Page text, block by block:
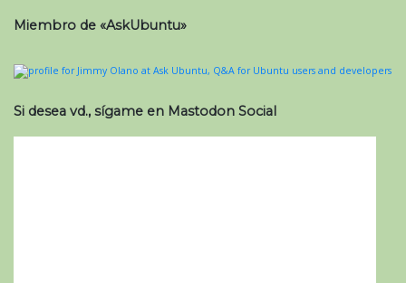
Miembro de «AskUbuntu»
Si desea vd., sígame en Mastodon Social